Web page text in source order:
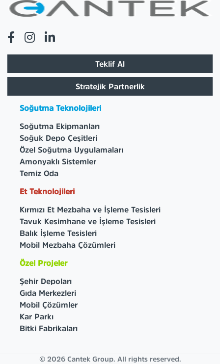
Teklif Al
Stratejik Partnerlik
Soğutma Teknolojileri
Soğutma Ekipmanları
Soğuk Depo Çeşitleri
Özel Soğutma Uygulamaları
Amonyaklı Sistemler
Temiz Oda
Et Teknolojileri
Kırmızı Et Mezbaha ve İşleme Tesisleri
Tavuk Kesimhane ve İşleme Tesisleri
Balık İşleme Tesisleri
Mobil Mezbaha Çözümleri
Özel Projeler
Şehir Depoları
Gıda Merkezleri
Mobil Çözümler
Kar Parkı
Bitki Fabrikaları
© 2026 Cantek Group. All rights reserved.